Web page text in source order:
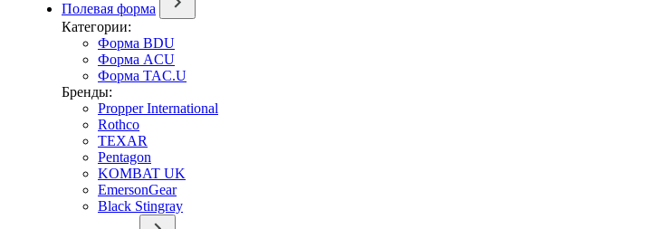
Полевая форма
Категории:
Форма BDU
Форма ACU
Форма TAC.U
Бренды:
Propper International
Rothco
TEXAR
Pentagon
KOMBAT UK
EmersonGear
Black Stingray